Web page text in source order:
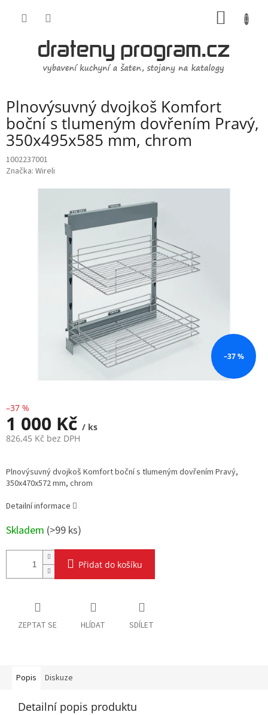
Plnovýsuvný dvojkoš Komfort
boční s tlumeným dovřením Pravý,
350x495x585 mm, chrom
1002237001
Značka: Wireli
–37 %
–37 %
1 000 Kč / ks
826,45 Kč bez DPH
cena:
Plnovýsuvný dvojkoš Komfort boční s tlumeným dovřením Pravý,
350x470x572 mm, chrom
Detailní informace
Skladem (>99 ks)
Přidat do košíku
ZEPTAT SE HLÍDAT SDÍLET
Popis Diskuze
Detailní popis produktu